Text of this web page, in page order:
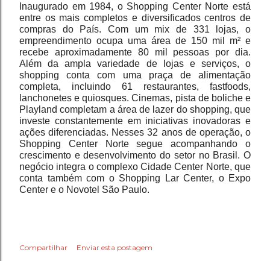
Inaugurado em 1984, o Shopping Center Norte está
entre os mais completos e diversificados centros de
compras do País. Com um mix de 331 lojas, o
empreendimento ocupa uma área de 150 mil m² e
recebe aproximadamente 80 mil pessoas por dia.
Além da ampla variedade de lojas e serviços, o
shopping conta com uma praça de alimentação
completa, incluindo 61 restaurantes, fastfoods,
lanchonetes e quiosques. Cinemas, pista de boliche e
Playland completam a área de lazer do shopping, que
investe constantemente em iniciativas inovadoras e
ações diferenciadas. Nesses 32 anos de operação, o
Shopping Center Norte segue acompanhando o
crescimento e desenvolvimento do setor no Brasil. O
negócio integra o complexo Cidade Center Norte, que
conta também com o Shopping Lar Center, o Expo
Center e o Novotel São Paulo.
Compartilhar
Enviar esta postagem